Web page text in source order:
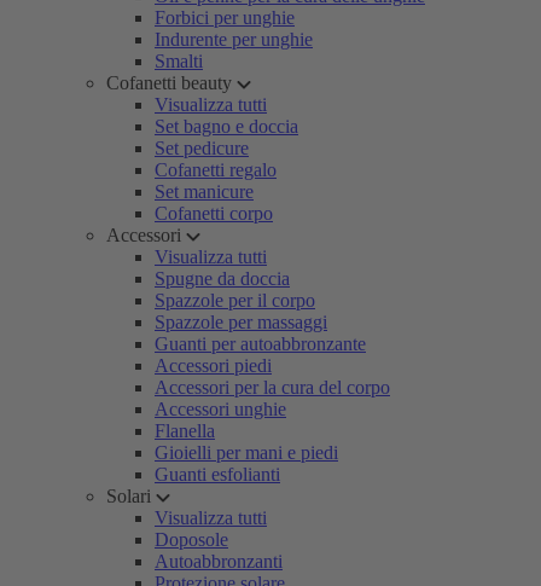
Forbici per unghie
Indurente per unghie
Smalti
Cofanetti beauty
Visualizza tutti
Set bagno e doccia
Set pedicure
Cofanetti regalo
Set manicure
Cofanetti corpo
Accessori
Visualizza tutti
Spugne da doccia
Spazzole per il corpo
Spazzole per massaggi
Guanti per autoabbronzante
Accessori piedi
Accessori per la cura del corpo
Accessori unghie
Flanella
Gioielli per mani e piedi
Guanti esfolianti
Solari
Visualizza tutti
Doposole
Autoabbronzanti